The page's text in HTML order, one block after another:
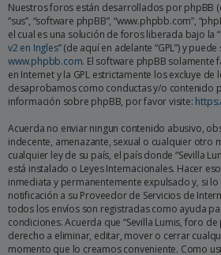
Nuestros foros están desarrollados por phpBB
“sus”, “software phpBB”, “www.phpbb.com”,
el cual es una solución de foros liberada bajo la “
v2 en Ingles” (de aquí en adelante “GPL”) y
www.phpbb.com. El software phpBB solamente
en Internet y la GPL estrictamente los excluye
desaprobamos como conductas y/o contenido
información sobre phpBB, por favor visite:
Acuerda no enviar ningun contenido abusivo,
indecente, amenazante, sexual o cualquier otro
cualquier ley de su país, el país donde “Sevilla
está instalado o Leyes Internacionales. Hacer
inmediata y permanentemente expulsado y, si
notificación a su Proveedor de Servicios de
todos los envíos son registradas como ayuda
condiciones. Acuerda que “Sevilla Lumis, foro de
derecho a eliminar, editar, mover o cerrar
momento que lo creamos conveniente. Como